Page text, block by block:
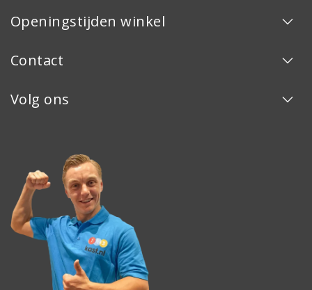
Openingstijden winkel
Contact
Volg ons